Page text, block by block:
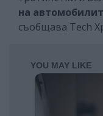
на
съобщава Tech